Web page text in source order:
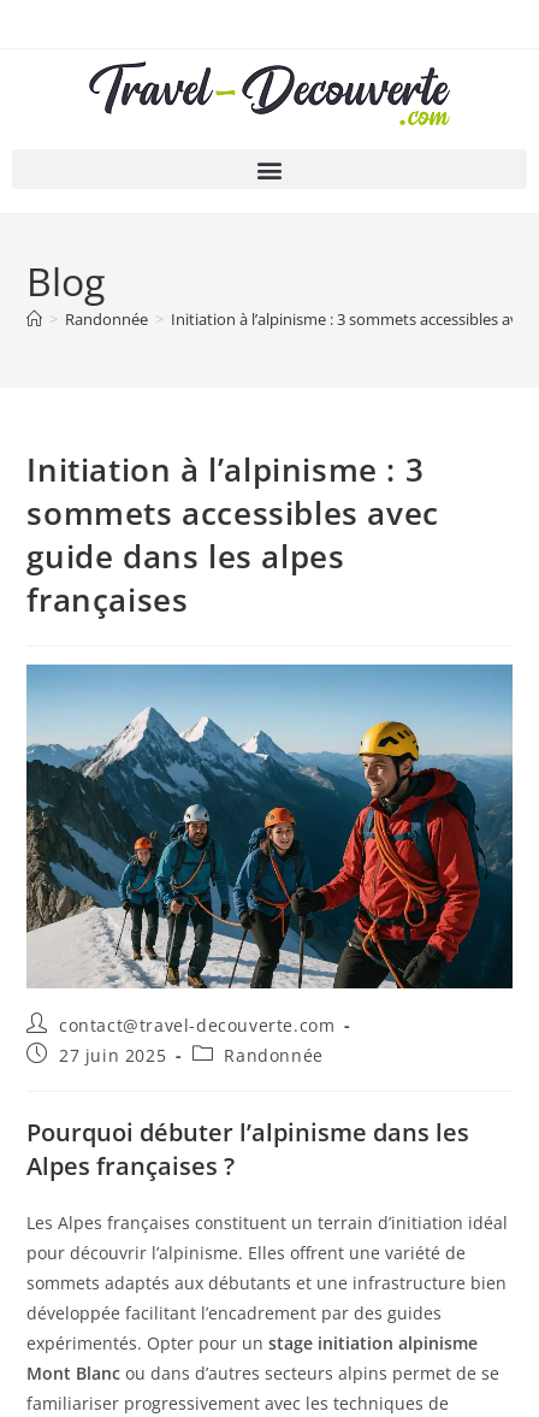
Blog
> Randonnée > Initiation à l’alpinisme : 3 sommets accessibles
Initiation à l’alpinisme : 3
sommets accessibles avec
guide dans les alpes
françaises
contact@travel-decouverte.com
27 juin 2025
Randonnée
Pourquoi débuter l’alpinisme dans les
Alpes françaises ?
Les Alpes françaises constituent un terrain d’initiation idéal
pour découvrir l’alpinisme. Elles offrent une variété de
sommets adaptés aux débutants et une infrastructure bien
développée facilitant l’encadrement par des guides
expérimentés. Opter pour unstage initiation alpinisme
Mont Blanc ou dans d’autres secteurs alpins permet de se
familiariser progressivement avec les techniques de